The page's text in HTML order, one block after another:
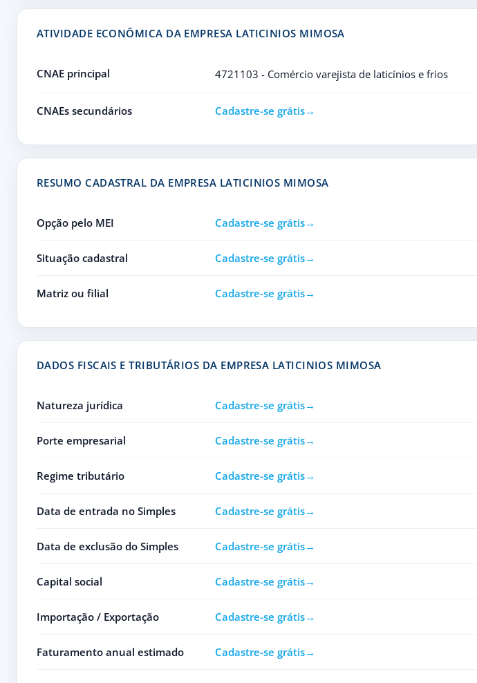
ATIVIDADE ECONÔMICA DA EMPRESA LATICINIOS MIMOSA
CNAE principal 4721103 - Comércio varejista de laticínios e frios
CNAEs secundários Cadastre-se grátis
RESUMO CADASTRAL DA EMPRESA LATICINIOS MIMOSA
Opção pelo MEI Cadastre-se grátis
Situação cadastral Cadastre-se grátis
Matriz ou filial Cadastre-se grátis
DADOS FISCAIS E TRIBUTÁRIOS DA EMPRESA LATICINIOS MIMOSA
Natureza jurídica Cadastre-se grátis
Porte empresarial Cadastre-se grátis
Regime tributário Cadastre-se grátis
Data de entrada no Simples Cadastre-se grátis
Data de exclusão do Simples Cadastre-se grátis
Capital social Cadastre-se grátis
Importação / Exportação Cadastre-se grátis
Faturamento anual estimado Cadastre-se grátis